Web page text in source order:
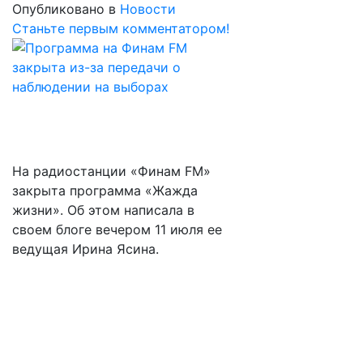
Опубликовано в Новости
Станьте первым комментатором!
На радиостанции «Финам FM»
закрыта программа «Жажда
жизни». Об этом написала в
своем блоге вечером 11 июля ее
ведущая Ирина Ясина.